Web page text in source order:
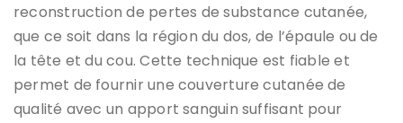
reconstruction de pertes de substance cutanée,
que ce soit dans la région du dos, de l’épaule ou de
la tête et du cou. Cette technique est fiable et
permet de fournir une couverture cutanée de
qualité avec un apport sanguin suffisant pour